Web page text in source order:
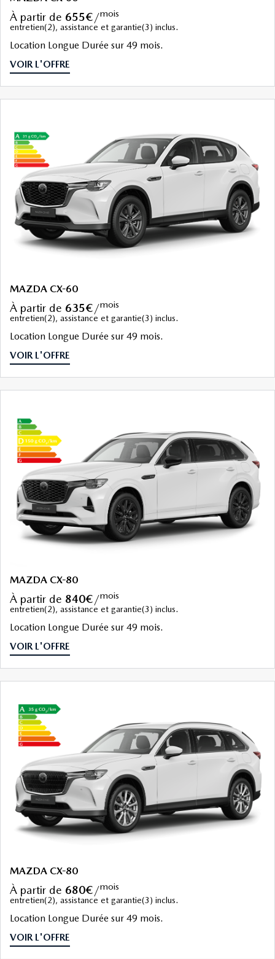
à partir de 655€/mois
entretien(2), assistance et garantie(3) inclus.
Location Longue Durée sur 49 mois.
VOIR L'OFFRE
MAZDA CX-60
à partir de 635€/mois
entretien(2), assistance et garantie(3) inclus.
Location Longue Durée sur 49 mois.
VOIR L'OFFRE
MAZDA CX-80
à partir de 840€/mois
entretien(2), assistance et garantie(3) inclus.
Location Longue Durée sur 49 mois.
VOIR L'OFFRE
MAZDA CX-80
à partir de 680€/mois
entretien(2), assistance et garantie(3) inclus.
Location Longue Durée sur 49 mois.
VOIR L'OFFRE